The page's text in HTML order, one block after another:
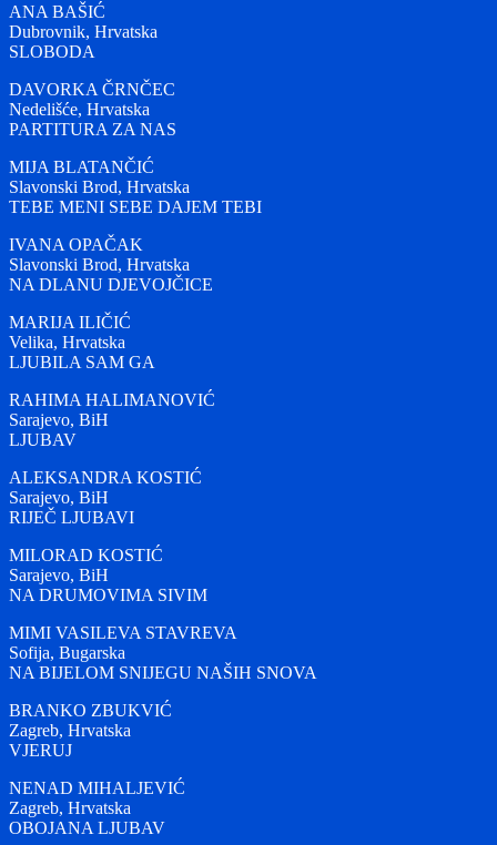
ANA BAŠIĆ
Dubrovnik, Hrvatska
SLOBODA
DAVORKA ČRNČEC
Nedelišće, Hrvatska
PARTITURA ZA NAS
MIJA BLATANČIĆ
Slavonski Brod, Hrvatska
TEBE MENI SEBE DAJEM TEBI
IVANA OPAČAK
Slavonski Brod, Hrvatska
NA DLANU DJEVOJČICE
MARIJA ILIČIĆ
Velika, Hrvatska
LJUBILA SAM GA
RAHIMA HALIMANOVIĆ
Sarajevo, BiH
LJUBAV
ALEKSANDRA KOSTIĆ
Sarajevo, BiH
RIJEČ LJUBAVI
MILORAD KOSTIĆ
Sarajevo, BiH
NA DRUMOVIMA SIVIM
MIMI VASILEVA STAVREVA
Sofija, Bugarska
NA BIJELOM SNIJEGU NAŠIH SNOVA
BRANKO ZBUKVIĆ
Zagreb, Hrvatska
VJERUJ
NENAD MIHALJEVIĆ
Zagreb, Hrvatska
OBOJANA LJUBAV